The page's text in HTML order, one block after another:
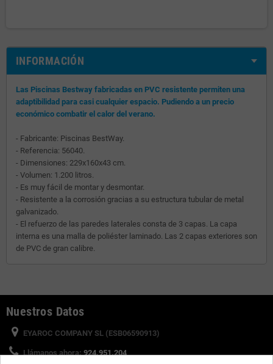
INFORMACIÓN
Las Piscinas Bestway fabricadas en PVC resistente permiten una
adaptibilidad para casi cualquier espacio. Pudiendo a un precio
económico combatir el calor del verano.
- Fabricante: Piscinas BestWay.
- Referencia: 56040.
- Dimensiones: 229x160x43 cm.
- Volumen: 1.200 litros.
- Es muy fácil de montar y desmontar.
- Resistente a la corrosión gracias a su estructura tubular de metal
galvanizado.
- El refuerzo de las paredes laterales consta de 3 capas. La capa
interna es una malla de poliéster laminado. Las 2 capas exteriores son
de PVC de gran calibre.
Nuestros Datos
EYAROC COMPANY SL (ESB06590913)
Llámanos ahora:924.951.204